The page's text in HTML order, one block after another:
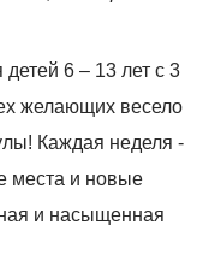
6 – 13 лет с 3
желающих весело
Каждая неделя -
места и новые
и насыщенная